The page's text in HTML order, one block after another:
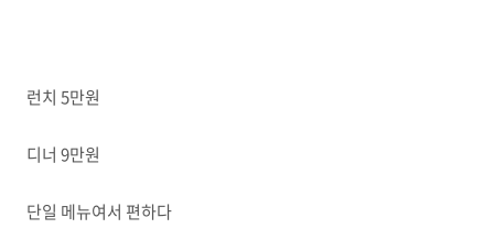
런치 5만원
디너 9만원
단일 메뉴여서 편하다